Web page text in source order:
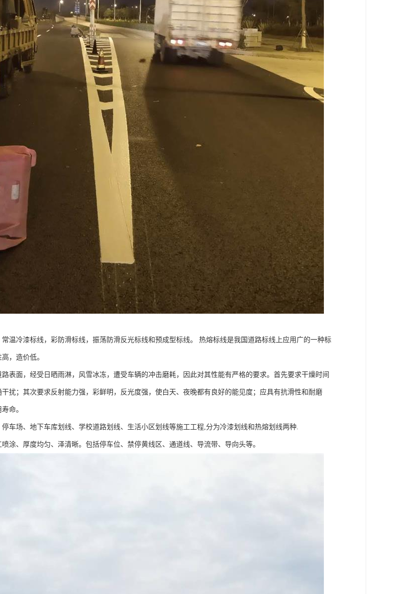
温冷漆标线，彩防滑标线，振荡防滑反光标线和预成型标线。 热熔标线是我国道路标线上应用广的一种标
，造价低。
表面，经受日晒雨淋，风雪冰冻，遭受车辆的冲击磨耗，因此对其性能有严格的要求。首先要求干燥时间
扰；其次要求反射能力强，彩鲜明，反光度强，使白天、夜晚都有良好的能见度；应具有抗滑性和耐磨
命。
车场、地下车库划线、学校道路划线、生活小区划线等施工工程,分为冷漆划线和热熔划线两种.
涂、厚度均匀、泽清晰。包括停车位、禁停黄线区、通道线、导流带、导向头等。